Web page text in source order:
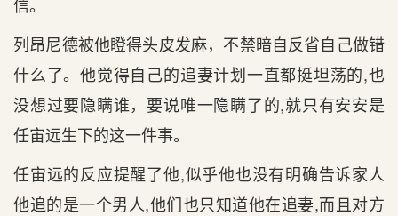
列昂尼德被他瞪得头皮发麻，不禁暗自反省自己做错
什么了。他觉得自己的追妻计划一直都挺坦荡的,也
没想过要隐瞒谁，要说唯一隐瞒了的,就只有安安是
任宙远生下的这一件事。
任宙远的反应提醒了他,似乎他也没有明确告诉家人
他追的是一个男人,他们也只知道他在追妻,而且对方